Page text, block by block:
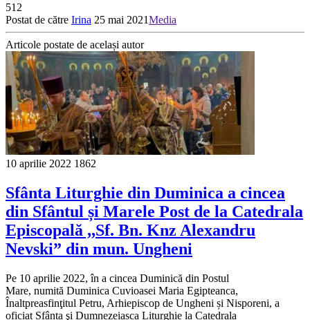
512
Postat de către Irina 25 mai 2021Media
Articole postate de același autor
10 aprilie 2022 1862
Sfânta Liturghie din Duminica a cincea
din Sfântul și Marele Post de la Catedrala
Episcopală ,,Sf. Bn. Knz Alexandru
Nevski” din mun. Ungheni
Pe 10 aprilie 2022, în a cincea Duminică din Postul
Mare, numită Duminica Cuvioasei Maria Egipteanca,
Înaltpreasfinţitul Petru, Arhiepiscop de Ungheni și Nisporeni, a
oficiat Sfânta şi Dumnezeiasca Liturghie la Catedrala